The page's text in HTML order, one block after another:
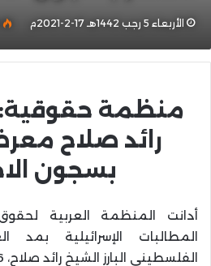
الأربعاء 5 رجب 1442هـ 17-2-2021م
منظمة حقوقية:
رائد صلاح
بسجون
أدانت المنظمة العربية
المطالبات الإسرائيلية بمد
الفلسطيني البارز الشيخ رائد صلاح، 6 أشهر إضافية.